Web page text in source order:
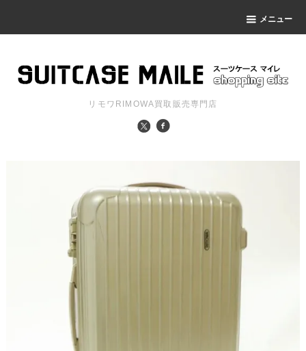
メニュー
リモワRIMOWA買取販売専門店